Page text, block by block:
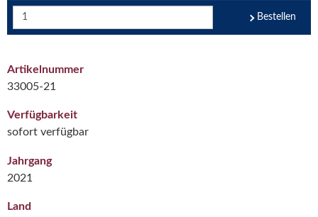
Bestellen
Artikelnummer
33005-21
Verfügbarkeit
sofort verfügbar
Jahrgang
2021
Land